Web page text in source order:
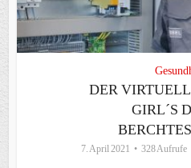
DER
GIRL´S
7. April 2021 328 Aufrufe